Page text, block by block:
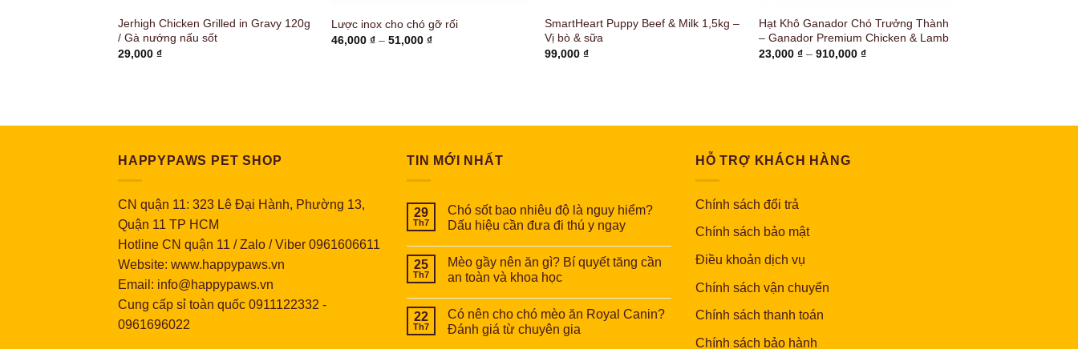
Jerhigh Chicken Grilled in Gravy 120g
/ Gà nướng nấu sốt
29,000 ₫
Lược inox cho chó gỡ rối
46,000₫ – 51,000₫Khoảng
SmartHeart Puppy Beef & Milk 1,5kg –
Vị bò & sữa
99,000₫
Hạt Khô Ganador Chó Trưởng Thành
– Ganador Premium Chicken & Lamb
23,000 ₫ – 910,000 ₫Khoảng
HAPPYPAWS PET SHOP
CN quận 11: 323 Lê Đại Hành, Phường 13,
Quận 11 TP HCM
Hotline CN quận 11 / Zalo / Viber 0961606611
Website: www.happypaws.vn
Email: info@happypaws.vn
Cung cấp sỉ toàn quốc 0911122332 -
0961696022
TIN MỚI NHẤT
29
Th7
Chó sốt bao nhiêu độ là nguy hiểm?
Dấu hiệu cần đưa đi thú y ngay
25
Th7
Mèo gầy nên ăn gì? Bí quyết tăng cần
an toàn và khoa học
22
Th7
Có nên cho chó mèo ăn Royal Canin?
Đánh giá từ chuyên gia
HỖ TRỢ KHÁCH HÀNG
Chính sách đổi trả
Chính sách bảo mật
Điều khoản dịch vụ
Chính sách vận chuyển
Chính sách thanh toán
Chính sách bảo hành